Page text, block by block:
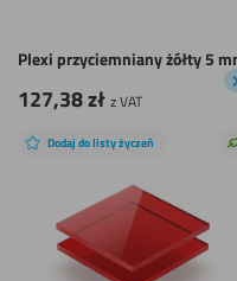
Plexi przyciemniany żółty 5
127,38zł z VAT
Dodaj do listy życzeń